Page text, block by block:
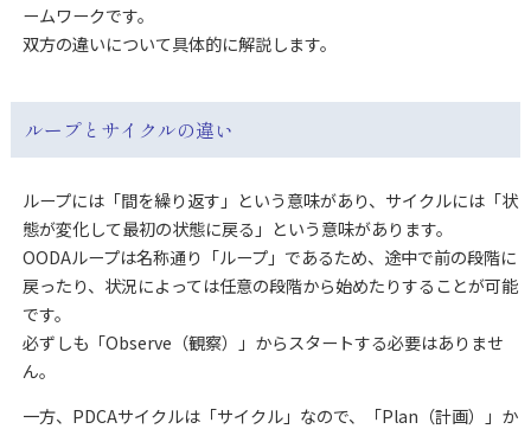
ームワークです。
双方の違いについて具体的に解説します。
ループとサイクルの違い
ループには「間を繰り返す」という意味があり、サイクルには「状
態が変化して最初の状態に戻る」という意味があります。
OODAループは名称通り「ループ」であるため、途中で前の段階に
戻ったり、状況によっては任意の段階から始めたりすることが可能
です。
必ずしも「Observe（観察）」からスタートする必要はありませ
ん。
一方、PDCAサイクルは「サイクル」なので、「Plan（計画）」か